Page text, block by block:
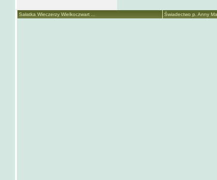
Sałatka Wieczerzy Wielkoczwart ... Świadectwo p. Anny